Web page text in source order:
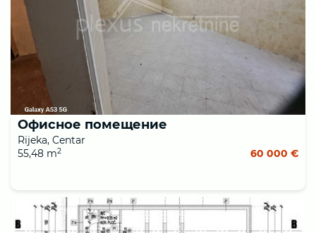
Офисное помещение
Rijeka, Centar
55,48 m2 60 000 €